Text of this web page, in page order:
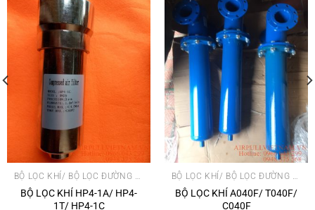
BỘ LỌC KHÍ/ BỘ LỌC ĐƯỜNG ỐNG
BỘ LỌC KHÍ HP4-1A/ HP4-
1T/ HP4-1C
BỘ LỌC KHÍ/ BỘ LỌC ĐƯỜNG ỐNG
BỘ LỌC KHÍ A040F/ T040F/
C040F